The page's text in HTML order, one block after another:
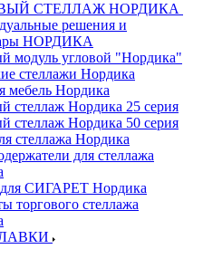
СТЕЛЛАЖ НОРДИКА
решения и
НОРДИКА
модуль угловой "Нордика"
стеллажи Нордика
мебель Нордика
стеллаж Нордика 25 серия
стеллаж Нордика 50 серия
стеллажа Нордика
для стеллажа
СИГАРЕТ Нордика
торгового стеллажа